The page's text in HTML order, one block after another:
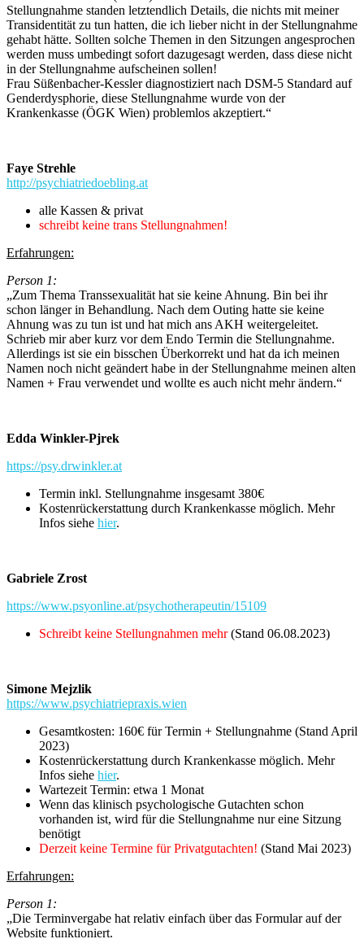
Stellungnahme standen letztendlich Details, die nichts mit meiner
Transidentität zu tun hatten, die ich lieber nicht in der Stellungnahme
gehabt hätte. Sollten solche Themen in den Sitzungen angesprochen
werden muss umbedingt sofort dazugesagt werden, dass diese nicht
in der Stellungnahme aufscheinen sollen!
Frau Süßenbacher-Kessler diagnostiziert nach DSM-5 Standard auf
Genderdysphorie, diese Stellungnahme wurde von der
Krankenkasse (ÖGK Wien) problemlos akzeptiert.“
Faye Strehle
http://psychiatriedoebling.at
alle Kassen & privat
schreibt keine trans Stellungnahmen!
Erfahrungen:
Person 1:
„Zum Thema Transsexualität hat sie keine Ahnung. Bin bei ihr
schon länger in Behandlung. Nach dem Outing hatte sie keine
Ahnung was zu tun ist und hat mich ans AKH weitergeleitet.
Schrieb mir aber kurz vor dem Endo Termin die Stellungnahme.
Allerdings ist sie ein bisschen Überkorrekt und hat da ich meinen
Namen noch nicht geändert habe in der Stellungnahme meinen alten
Namen + Frau verwendet und wollte es auch nicht mehr ändern.“
Edda Winkler-Pjrek
https://psy.drwinkler.at
Termin inkl. Stellungnahme insgesamt 380€
Kostenrückerstattung durch Krankenkasse möglich. Mehr
Infos siehe hier.
Gabriele Zrost
https://www.psyonline.at/psychotherapeutin/15109
Schreibt keine Stellungnahmen mehr(Stand 06.08.2023)
Simone Mejzlik
https://www.psychiatriepraxis.wien
Gesamtkosten: 160€ für Termin + Stellungnahme (Stand April
2023)
Kostenrückerstattung durch Krankenkasse möglich. Mehr
Infos siehe hier.
Wartezeit Termin: etwa 1 Monat
Wenn das klinisch psychologische Gutachten schon
vorhanden ist, wird für die Stellungnahme nur eine Sitzung
benötigt
Derzeit keine Termine für Privatgutachten! (Stand Mai 2023)
Erfahrungen:
Person 1:
„Die Terminvergabe hat relativ einfach über das Formular auf der
Website funktioniert.